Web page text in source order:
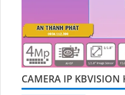
CAMERA IP KBVISION